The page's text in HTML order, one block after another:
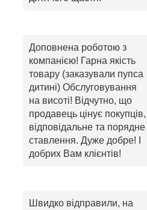
Доповнена роботою з
компанією! Гарна якість
товару (заказували пупса
дитині) Обслуговування
на висоті! Відчутно, що
продавець цінує покупців,
відповідальне та порядне
ставлення. Дуже добре! І
добрих Вам клієнтів!
Швидко відправили, на